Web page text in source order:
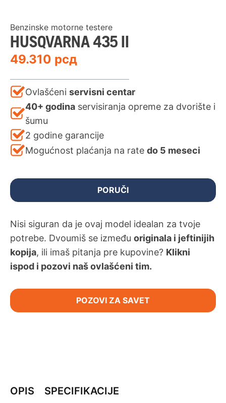
Benzinske motorne testere
HUSQVARNA 435 II
49.310 рсд
Ovlašćeni servisni centar
40+ godina servisiranja opreme za dvorište i
šumu
2 godine garancije
Mogućnost plaćanja na rate do 5 meseci
PORUČI
Nisi siguran da je ovaj model idealan za tvoje
potrebe. Dvoumiš se između originala i jeftinijih
kopija, ili imaš pitanja pre kupovine? Klikni
ispod i pozovi naš ovlašćeni tim.
POZOVI ZA SAVET
OPIS SPECIFIKACIJE